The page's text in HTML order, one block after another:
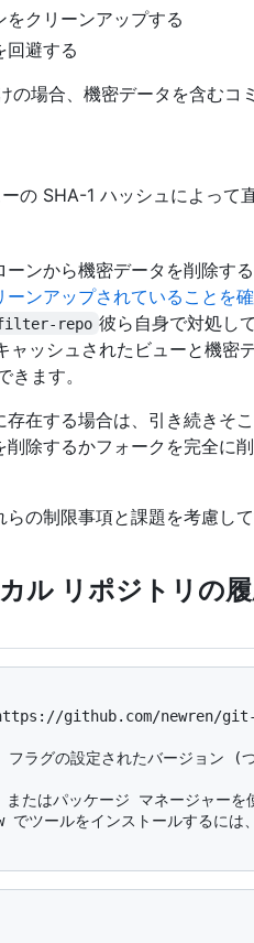
クリーンアップする
回避する
の場合、機密データを含むコ
の SHA-1 ハッシュによって
ンから機密データを削除す
ーンアップされていることを
repo 彼ら自身で対処し
ッシュされたビューと機密
きます。
在する場合は、引き続きそこ
除するかフォークを完全に
の制限事項と課題を考慮して
ル リポジトリの
でツールをインストールする